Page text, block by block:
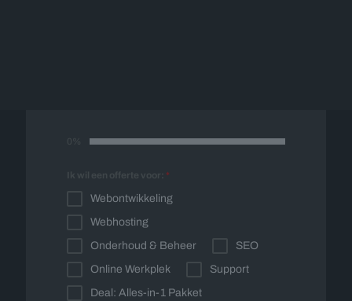
Ik wil een offerte voor: *
Webontwikkeling
Webhosting
Onderhoud & Beheer
SEO
Online Werkplek
Support
Deal: Alles-in-1 Pakket